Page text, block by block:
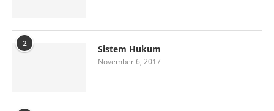
2 Sistem Hukum
November 6, 2017